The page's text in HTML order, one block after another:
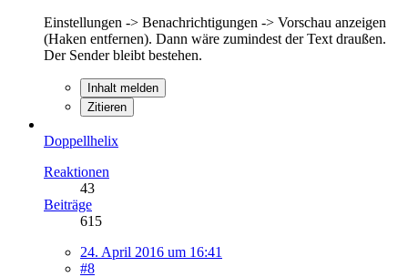
Einstellungen -> Benachrichtigungen -> Vorschau anzeigen
(Haken entfernen). Dann wäre zumindest der Text draußen.
Der Sender bleibt bestehen.
Inhalt melden
Zitieren
Doppellhelix
Reaktionen
43
Beiträge
615
24. April 2016 um 16:41
#8